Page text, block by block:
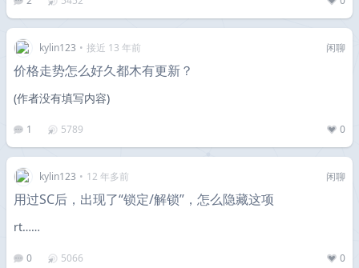
kylin123 • 接近 13 年前 闲聊
价格走势怎么好久都木有更新？
(作者没有填写内容)
1 5789 0
kylin123 • 12 年多前 闲聊
用过SC后，出现了“锁定/解锁”，怎么隐藏这项
rt……
0 5066 0